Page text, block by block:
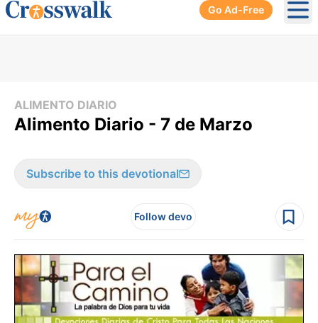
Go Ad-Free
ALIMENTO DIARIO
Alimento Diario - 7 de Marzo
Subscribe to this devotional
Follow devo